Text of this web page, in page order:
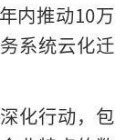
内推动10万
系统云化迁
化行动，包